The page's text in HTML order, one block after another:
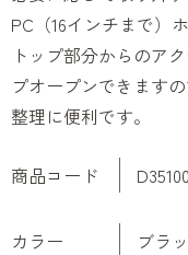
商品コード
カラー ブラ
PC（16インチまで）
トップ部分からのア
プオープンできます
整理に便利です。